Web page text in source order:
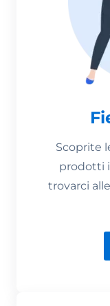
Scoprite
prodotti
trovarci